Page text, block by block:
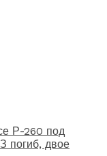
Р-260 под
погиб, двое